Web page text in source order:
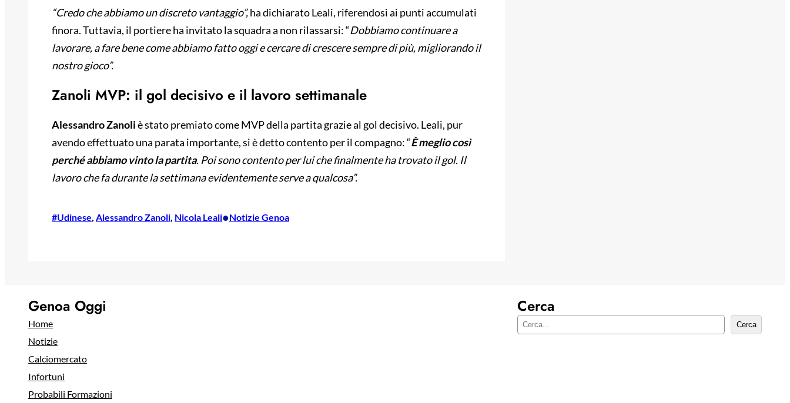
“Credo che abbiamo un discreto vantaggio”,ha dichiarato Leali, riferendosi ai punti accumulati
finora. Tuttavia, il portiere ha invitato la squadra a non rilassarsi: “Dobbiamo continuare a
lavorare, a fare bene come abbiamo fatto oggi e cercare di crescere sempre di più, migliorando il
nostro gioco”.
Zanoli MVP: il gol decisivo e il lavoro settimanale
Alessandro Zanoliè stato premiato come MVP della partita grazie al gol decisivo. Leali, pur
avendo effettuato una parata importante, si è detto contento per il compagno: “È meglio così
perché abbiamo vinto la partita. Poi sono contento per lui che finalmente ha trovato il gol. Il
lavoro che fa durante la settimana evidentemente serve a qualcosa”.
#Udinese, Alessandro Zanoli, Nicola Leali•Notizie Genoa
Genoa Oggi
Home
Notizie
Calciomercato
Infortuni
Probabili Formazioni
Cerca
C
Cerca